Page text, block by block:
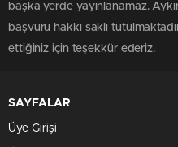
başka yerde yayınlanamaz.
başvuru hakkı saklı
ettiğiniz için teşekkür ederiz.
SAYFALAR
Üye Girişi